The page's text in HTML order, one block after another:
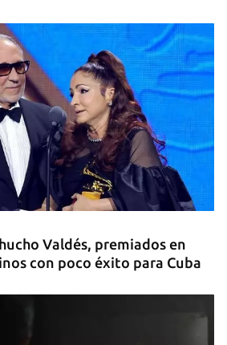
Valdés, premiados en
con poco éxito para Cuba